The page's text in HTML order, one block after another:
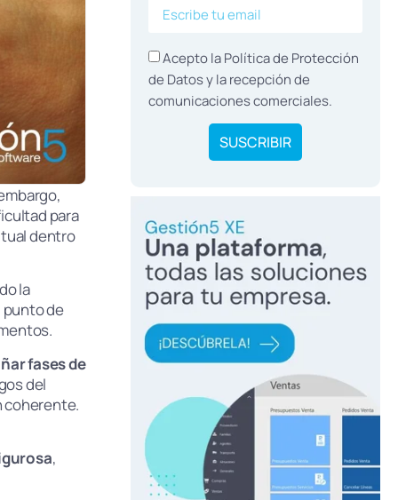
para
dentro
la
punto de
fases de
del
coherente.
,
Acepto la Política de Protección
de Datosy la recepción de
comunicaciones comerciales.
SUSCRIBIR